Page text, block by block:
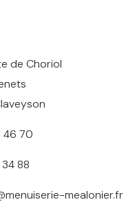
de Choriol
46 70
88
mealonier.fr